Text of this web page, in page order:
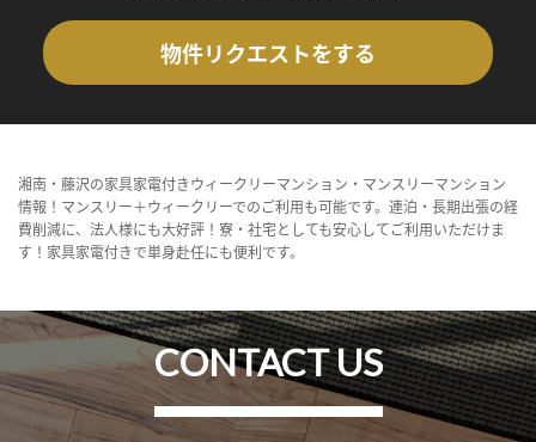
物件リクエストをする
湘南・藤沢の家具家電付きウィークリーマンション・マンスリーマンション
情報！マンスリー＋ウィークリーでのご利用も可能です。連泊・長期出張の経
費削減に、法人様にも大好評！寮・社宅としても安心してご利用いただけま
す！家具家電付きで単身赴任にも便利です。
CONTACT US